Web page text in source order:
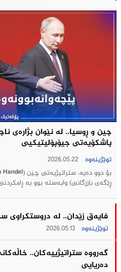
چین و ڕوسیا.. لە نێوان بژارەی
پاشکۆیەتی جیۆپۆلیتیکيی
توێژینەوە
2026.05.22
ڕێگەی بازرگانی) وابەستە بوو بە
فایەق زێدان.. له‌ دروستكراوی
توێژینەوە 2026.05.13
گه‌رووه‌ ستراتیژییه‌كان..
ده‌ریایی